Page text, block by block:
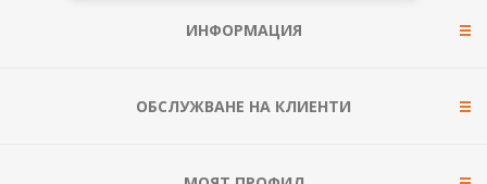
ИНФОРМАЦИЯ
ОБСЛУЖВАНЕ НА КЛИЕНТИ